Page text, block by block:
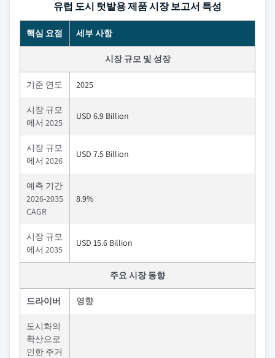
유럽 도시 텃밭용 제품 시장 보고서 특성
핵심 요점 세부 사항
시장 규모 및 성장
기준 연도 2025
시장 규모
에서 2025
USD 6.9 Billion
시장 규모
에서 2026
USD 7.5 Billion
예측 기간
2026-2035
CAGR
8.9%
시장 규모
에서 2035
USD 15.6 Billion
주요 시장 동향
드라이버 영향
도시화의
확산으로
인한 주거